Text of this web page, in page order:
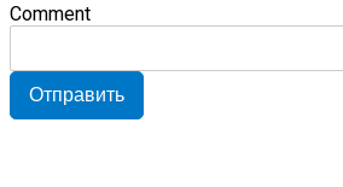
Comment
Отправить